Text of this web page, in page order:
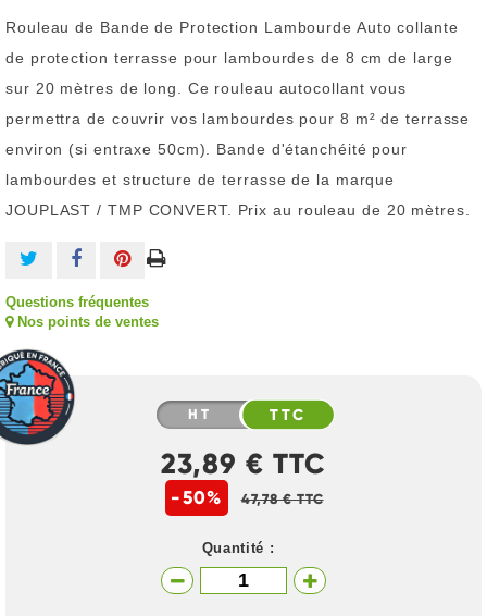
Rouleau de Bande de Protection Lambourde Auto collante
de protection terrasse pour lambourdes de 8 cm de large
sur 20 mètres de long. Ce rouleau autocollant vous
permettra de couvrir vos lambourdes pour 8 m² de terrasse
environ (si entraxe 50cm). Bande d'étanchéité pour
lambourdes et structure de terrasse de la marque
JOUPLAST / TMP CONVERT. Prix au rouleau de 20 mètres.
Questions fréquentes
Nos points de ventes
HT TTC
23,89 € TTC
-50% 47,78 € TTC
Quantité :